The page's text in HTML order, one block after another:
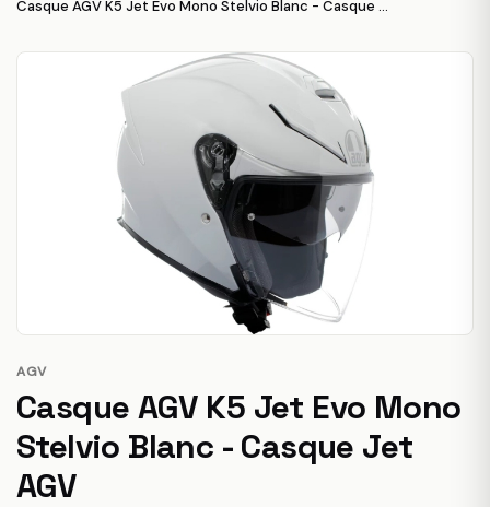
Casque AGV K5 Jet Evo Mono Stelvio Blanc - Casque Jet AGV
AGV
Casque AGV K5 Jet Evo Mono
Stelvio Blanc - Casque Jet
AGV